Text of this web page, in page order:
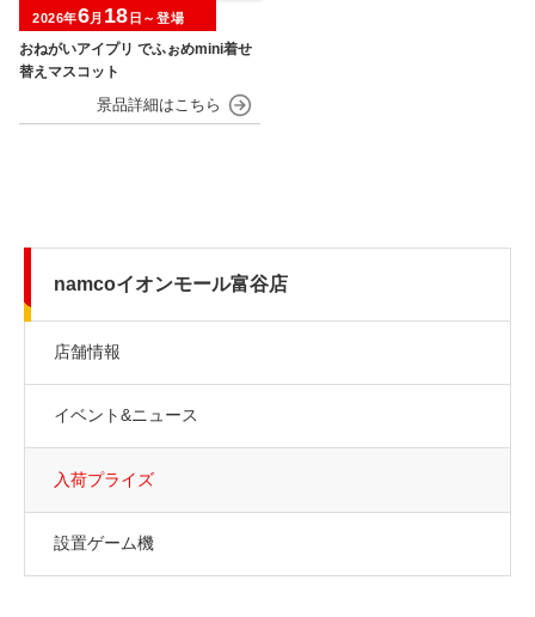
おねがいアイプリ でふぉめmini着せ
替えマスコット
2026年6月 18 日～登場
namcoイオンモール富谷店
店舗情報
イベント&ニュース
入荷プライズ
設置ゲーム機